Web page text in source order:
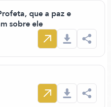
que a paz e
sobre ele